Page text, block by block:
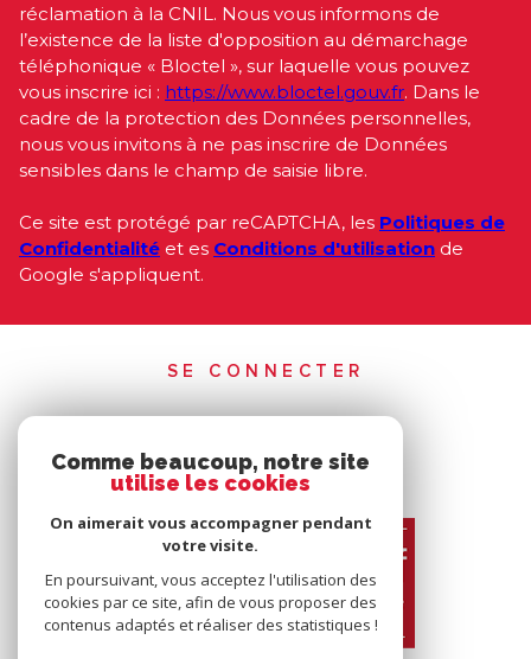
réclamation à la CNIL. Nous vous informons de
l’existence de la liste d'opposition au démarchage
téléphonique « Bloctel », sur laquelle vous pouvez
vous inscrire ici : https://www.bloctel.gouv.fr. Dans le
cadre de la protection des Données personnelles,
nous vous invitons à ne pas inscrire de Données
sensibles dans le champ de saisie libre.
Ce site est protégé par reCAPTCHA, les Politiques de
Confidentialité et es Conditions d'utilisation de
Google s'appliquent.
SE CONNECTER
Comme beaucoup, notre site
utilise les cookies
On aimerait vous accompagner pendant
votre visite.
En poursuivant, vous acceptez l'utilisation des
cookies par ce site, afin de vous proposer des
contenus adaptés et réaliser des statistiques !